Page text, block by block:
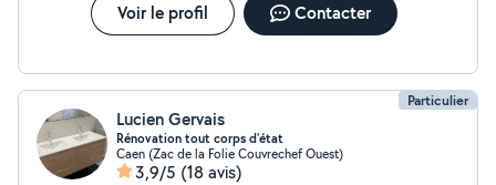
Voir le profil Contacter
Particulier
Lucien Gervais
Rénovation tout corps d'état
Caen (Zac de la Folie Couvrechef Ouest)
3,9/5 (18 avis)